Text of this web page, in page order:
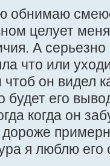
обнимаю
целует меня
А
что или
он видел
будет его
когда он
я люблю его